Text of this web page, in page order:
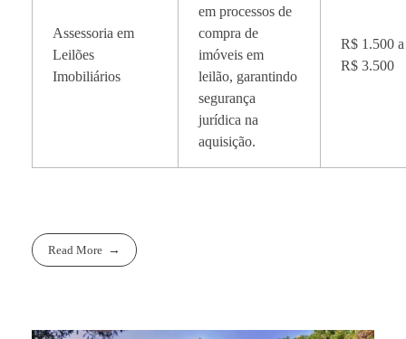
Assessoria em
Leilões
Imobiliários
em processos de
compra de
imóveis em
leilão, garantindo
segurança
jurídica na
aquisição.
R$ 1.500 a
R$ 3.500
Read More